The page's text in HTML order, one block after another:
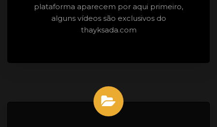
plataforma aparecem por aqui primeiro,
alguns vídeos são exclusivos do
thayksada.com